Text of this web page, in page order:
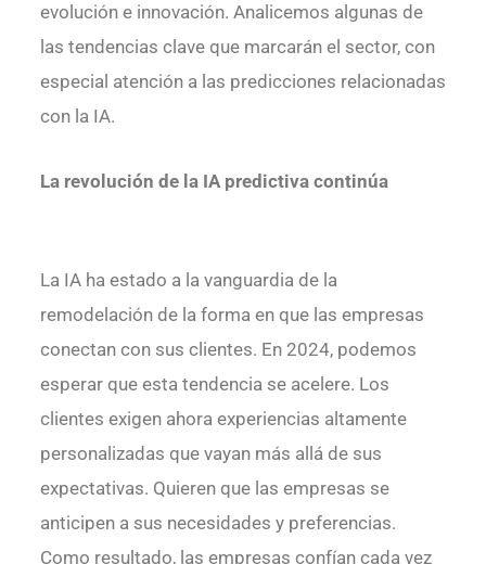
evolución e innovación. Analicemos algunas de
las tendencias clave que marcarán el sector, con
especial atención a las predicciones relacionadas
con la IA.
La revolución de la IA predictiva continúa
La IA ha estado a la vanguardia de la
remodelación de la forma en que las empresas
conectan con sus clientes. En 2024, podemos
esperar que esta tendencia se acelere. Los
clientes exigen ahora experiencias altamente
personalizadas que vayan más allá de sus
expectativas. Quieren que las empresas se
anticipen a sus necesidades y preferencias.
Como resultado, las empresas confían cada vez